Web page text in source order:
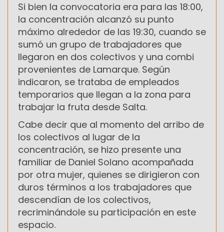
Si bien la convocatoria era para las 18:00,
la concentración alcanzó su punto
máximo alrededor de las 19:30, cuando se
sumó un grupo de trabajadores que
llegaron en dos colectivos y una combi
provenientes de Lamarque. Según
indicaron, se trataba de empleados
temporarios que llegan a la zona para
trabajar la fruta desde Salta.
Cabe decir que al momento del arribo de
los colectivos al lugar de la
concentración, se hizo presente una
familiar de Daniel Solano acompañada
por otra mujer, quienes se dirigieron con
duros términos a los trabajadores que
descendían de los colectivos,
recriminándole su participación en este
espacio.